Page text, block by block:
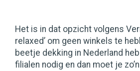
Het is in dat opzicht volgens
relaxed’ om geen winkels te
beetje dekking in Nederland
filialen nodig en dan moet je